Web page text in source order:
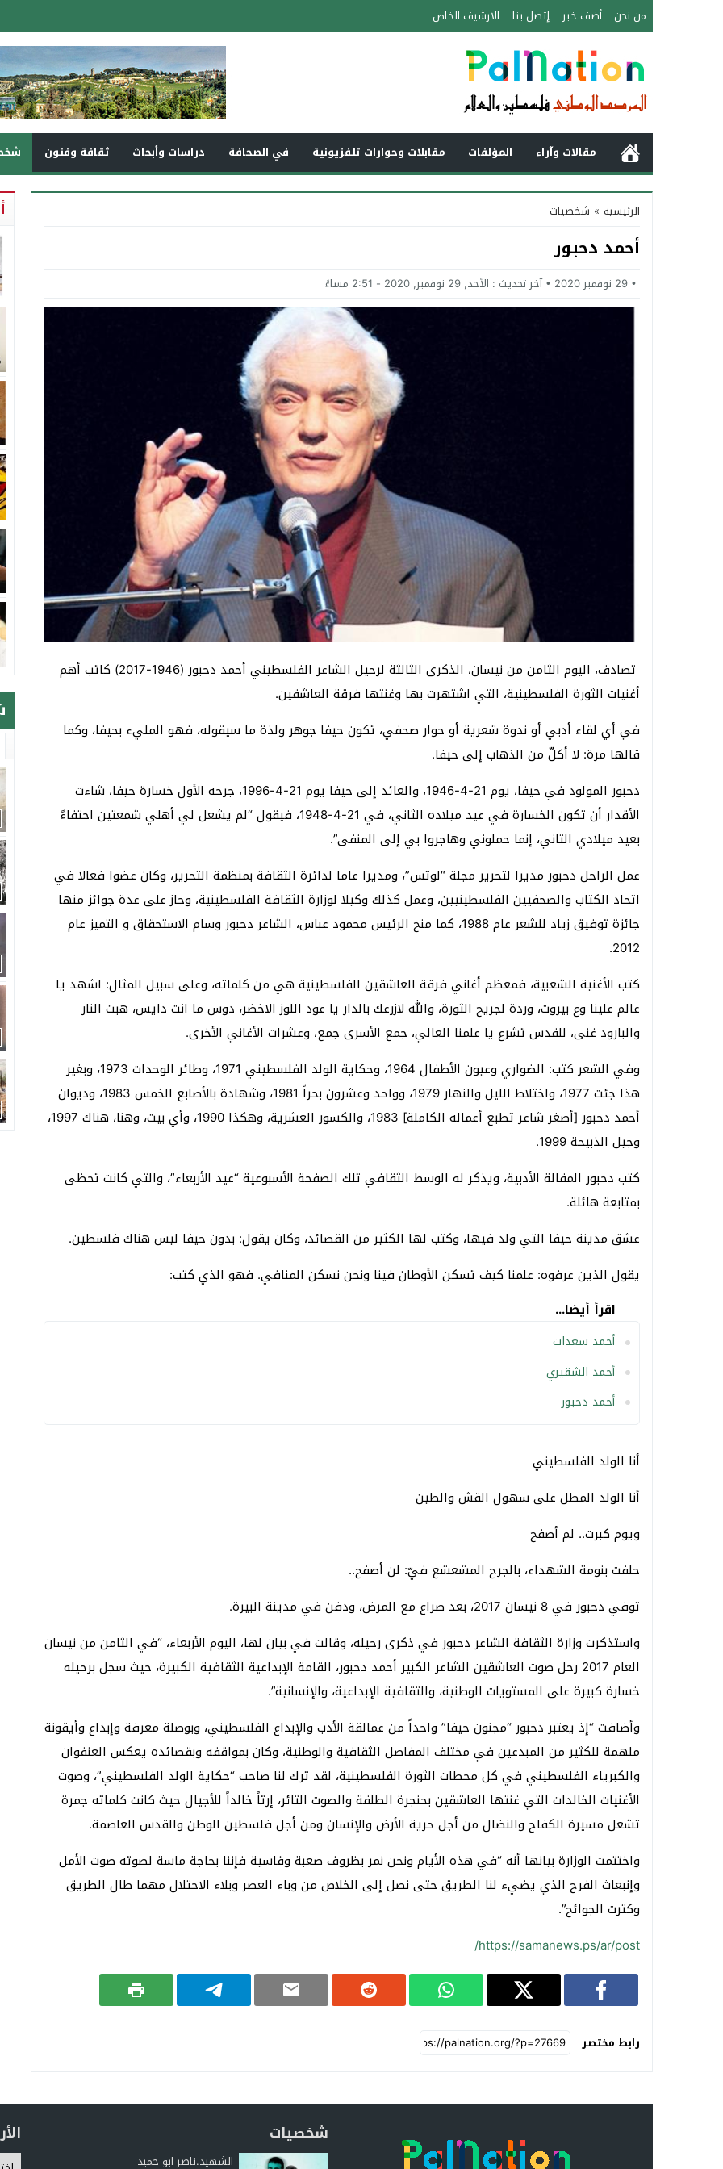
من نحن أضف خبر إتصل بنا الارشيف الخاص
مقالات وآراء المؤلفات مقابلات وحوارات تلفزيونية في الصحافة دراسات وأبحاث ثقافة وفنون
الرئيسية » شخصيات
أحمد دحبور
29 نوفمبر 2020 آخر تحديث : الأحد, 29 نوفمبر, 2020 - 2:51 مساءً
تصادف، اليوم الثامن من نيسان، الذكرى الثالثة لرحيل الشاعر الفلسطيني أحمد دحبور (1946-2017) كاتب أهم
أغنيات الثورة الفلسطينية، التي اشتهرت بها وغنتها فرقة العاشقين.
في أي لقاء أدبي أو ندوة شعرية أو حوار صحفي، تكون حيفا جوهر ولذة ما سيقوله، فهو المليء بحيفا، وكما
قالها مرة: لا أكلّ من الذهاب إلى حيفا.
دحبور المولود في حيفا، يوم 21-4-1946، والعائد إلى حيفا يوم 21-4-1996، جرحه الأول خسارة حيفا، شاءت
الأقدار أن تكون الخسارة في عيد ميلاده الثاني، في 21-4-1948، فيقول “لم يشعل لي أهلي شمعتين احتفاءً
بعيد ميلادي الثاني، إنما حملوني وهاجروا بي إلى المنفى”.
عمل الراحل دحبور مديرا لتحرير مجلة “لوتس”، ومديرا عاما لدائرة الثقافة بمنظمة التحرير، وكان عضوا فعالا في
اتحاد الكتاب والصحفيين الفلسطينيين، وعمل كذلك وكيلا لوزارة الثقافة الفلسطينية، وحاز على عدة جوائز منها
جائزة توفيق زياد للشعر عام 1988، كما منح الرئيس محمود عباس، الشاعر دحبور وسام الاستحقاق و التميز عام
2012.
كتب الأغنية الشعبية، فمعظم أغاني فرقة العاشقين الفلسطينية هي من كلماته، وعلى سبيل المثال: اشهد يا
عالم علينا وع بيروت، وردة لجريح الثورة، والله لازرعك بالدار يا عود اللوز الاخضر، دوس ما انت دايس، هبت النار
والبارود غنى، للقدس تشرع يا علمنا العالي، جمع الأسرى جمع، وعشرات الأغاني الأخرى.
وفي الشعر كتب: الضواري وعيون الأطفال 1964، وحكاية الولد الفلسطيني 1971، وطائر الوحدات 1973، وبغير
هذا جئت 1977، واختلاط الليل والنهار 1979، وواحد وعشرون بحراً 1981، وشهادة بالأصابع الخمس 1983، وديوان
أحمد دحبور [أصغر شاعر تطبع أعماله الكاملة] 1983، والكسور العشرية، وهكذا 1990، وأي بيت، وهنا، هناك 1997،
وجيل الذبيحة 1999.
كتب دحبور المقالة الأدبية، ويذكر له الوسط الثقافي تلك الصفحة الأسبوعية “عيد الأربعاء”، والتي كانت تحظى
بمتابعة هائلة.
عشق مدينة حيفا التي ولد فيها، وكتب لها الكثير من القصائد، وكان يقول: بدون حيفا ليس هناك فلسطين.
يقول الذين عرفوه: علمنا كيف تسكن الأوطان فينا ونحن نسكن المنافي. فهو الذي كتب:
اقرأ أيضا...
أحمد سعدات
أحمد الشقيري
أحمد دحبور
أنا الولد الفلسطيني
أنا الولد المطل على سهول القش والطين
ويوم كبرت.. لم أصفح
حلفت بنومة الشهداء، بالجرح المشعشع فيّ: لن أصفح..
توفي دحبور في 8 نيسان 2017، بعد صراع مع المرض، ودفن في مدينة البيرة.
واستذكرت وزارة الثقافة الشاعر دحبور في ذكرى رحيله، وقالت في بيان لها، اليوم الأربعاء، “في الثامن من نيسان
العام 2017 رحل صوت العاشقين الشاعر الكبير أحمد دحبور، القامة الإبداعية الثقافية الكبيرة، حيث سجل برحيله
خسارة كبيرة على المستويات الوطنية، والثقافية الإبداعية، والإنسانية”.
وأضافت “إذ يعتبر دحبور “مجنون حيفا” واحداً من عمالقة الأدب والإبداع الفلسطيني، وبوصلة معرفة وإبداع وأيقونة
ملهمة للكثير من المبدعين في مختلف المفاصل الثقافية والوطنية، وكان بمواقفه وبقصائده يعكس العنفوان
والكبرياء الفلسطيني في كل محطات الثورة الفلسطينية، لقد ترك لنا صاحب “حكاية الولد الفلسطيني”، وصوت
الأغنيات الخالدات التي غنتها العاشقين بحنجرة الطلقة والصوت الثائر، إرثاً خالداً للأجيال حيث كانت كلماته جمرة
تشعل مسيرة الكفاح والنضال من أجل حرية الأرض والإنسان ومن أجل فلسطين الوطن والقدس العاصمة.
واختتمت الوزارة بيانها أنه “في هذه الأيام ونحن نمر بظروف صعبة وقاسية فإننا بحاجة ماسة لصوته صوت الأمل
وإنبعاث الفرح الذي يضيء لنا الطريق حتى نصل إلى الخلاص من وباء العصر وبلاء الاحتلال مهما طال الطريق
وكثرت الجوائح”.
https://samanews.ps/ar/post/
رابط مختصر
شخصيات
الشهيد.ناصر ابو حميد